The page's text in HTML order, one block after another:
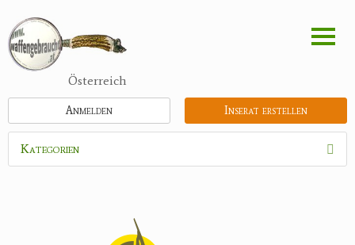
zum
Inhalt
Österreich
Inserat erstellen
Anmelden
Kategorien
Kipplaufgewehre